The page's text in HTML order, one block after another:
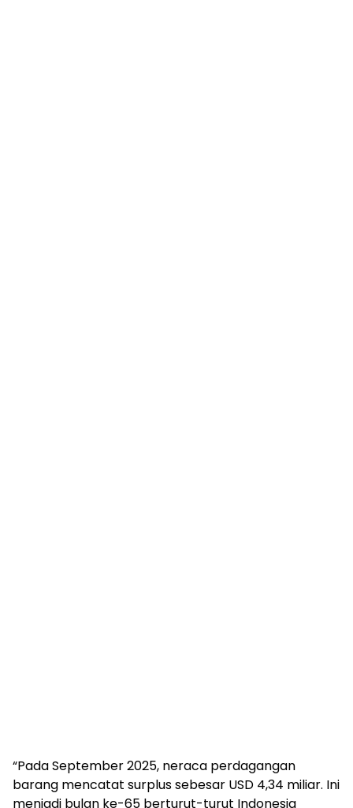
“Pada September 2025, neraca perdagangan
barang mencatat surplus sebesar USD 4,34 miliar. Ini
menjadi bulan ke-65 berturut-turut Indonesia